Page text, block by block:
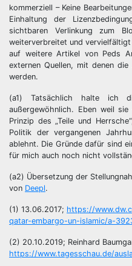
kommerziell – Keine
Einhaltung der
sichtbaren Verlinkung zum
weiterverbreitet und vervielfältigt
auf weitere Artikel von Peds
externen Quellen, mit denen
werden.
(a1) Tatsächlich halte ich
außergewöhnlich. Eben weil
Prinzip des „Teile und
Politik der vergangenen
ablehnt. Die Gründe dafür sind
für mich auch noch nicht
(a2) Übersetzung der
von Deepl.
(1) 13.06.2017; https://
qatar-embargo-un-islamic/a-
(2) 20.10.2019; Reinhard
https://www.tagesschau.de/